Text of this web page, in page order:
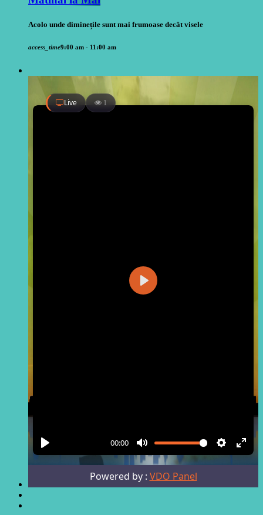
Acolo unde diminețile sunt mai frumoase decât visele
access_time9:00 am - 11:00 am